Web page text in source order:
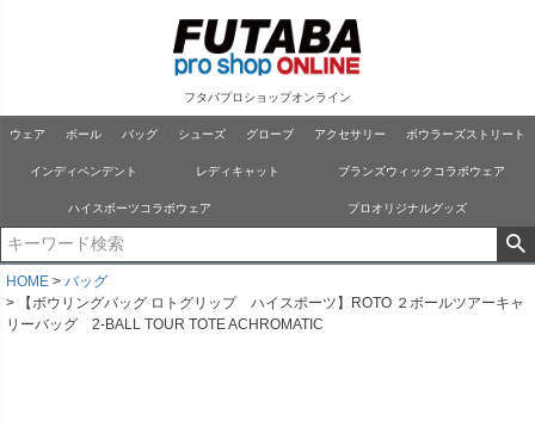
フタバプロショップオンライン
ウェア ボール バッグ シューズ グローブ アクセサリー ボウラーズストリート
インディペンデント レディキャット ブランズウィックコラボウェア
ハイスポーツコラボウェア プロオリジナルグッズ
HOME
バッグ
【ボウリングバッグ ロトグリップ ハイスポーツ】ROTO ２ボールツアーキャ
リーバッグ 2-BALL TOUR TOTE ACHROMATIC